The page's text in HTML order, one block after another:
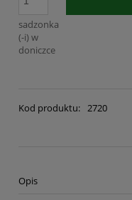
sadzonka
(-i) w
doniczce
Kod produktu: 2720
Opis